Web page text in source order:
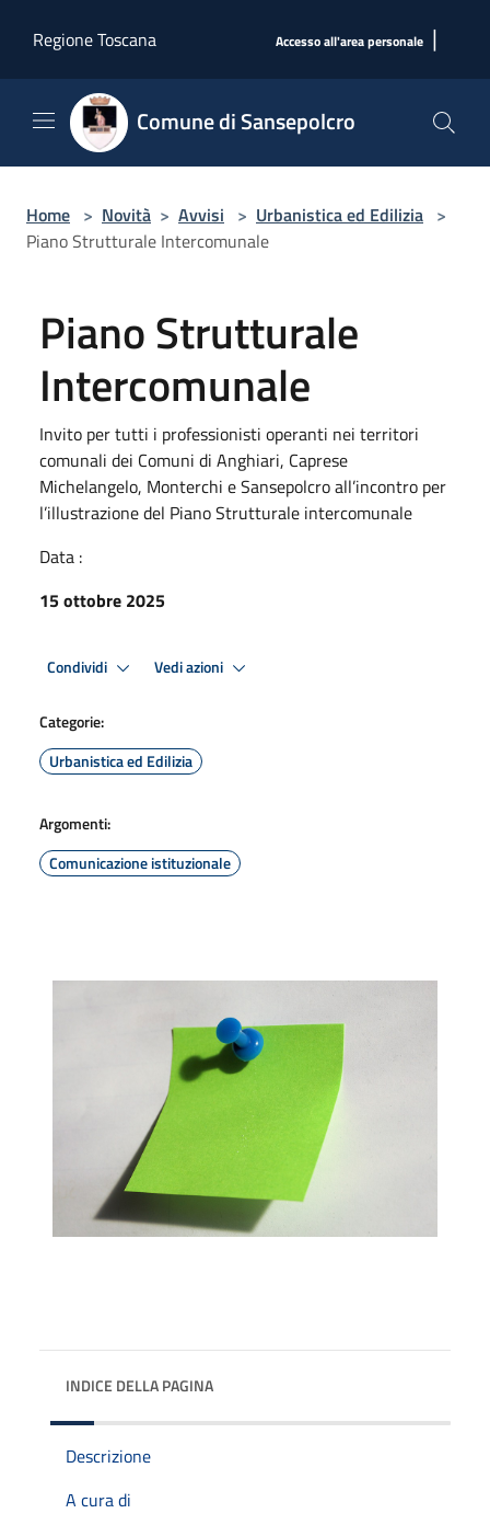
Regione Toscana
Accesso all'area personale |
Comune di Sansepolcro
Home > Novità > Avvisi > Urbanistica ed Edilizia >
Piano Strutturale Intercomunale
Piano Strutturale
Intercomunale
Invito per tutti i professionisti operanti nei territori
comunali dei Comuni di Anghiari, Caprese
Michelangelo, Monterchi e Sansepolcro all’incontro per
l’illustrazione del Piano Strutturale intercomunale
Data :
15 ottobre 2025
Condividi Vedi azioni
Categorie:
Urbanistica ed Edilizia
Argomenti:
Comunicazione istituzionale
INDICE DELLA PAGINA
Descrizione
A cura di